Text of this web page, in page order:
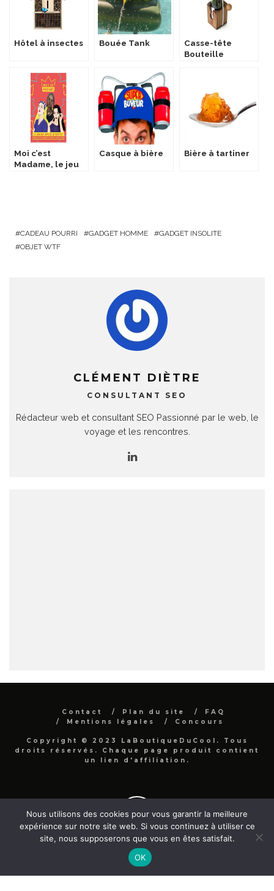
Hôtel à insectes Bouée Tank
Casse-tête
Bouteille
Moi c’est
Madame, le jeu
Casque à bière Bière à tartiner
CADEAU POURRI GADGET HOMME
GADGET INSOLITE
OBJET WTF
CLÉMENT DIÈTRE
CONSULTANT SEO
Rédacteur web et consultant SEO Passionné par le web, le
voyage et les rencontres.
Contact Plan du site
FAQ
Mentions légales
Concours
Copyright © 2023 LaBoutiqueDuCool. Tous
droits réservés. Chaque page produit contient
un lien d'affiliation.
Nous utilisons des cookies pour vous garantir la meilleure
expérience sur notre site web. Si vous continuez à utiliser ce
site, nous supposerons que vous en êtes satisfait.
OK